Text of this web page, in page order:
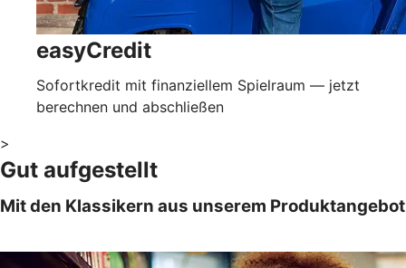
easyCredit
Sofortkredit mit finanziellem Spielraum — jetzt
berechnen und abschließen
>
Gut aufgestellt
Mit den Klassikern aus unserem Produktangebot